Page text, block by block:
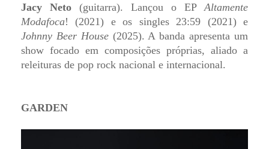
Jacy Neto (guitarra). Lançou o EPAltamente
Modafoca! (2021) e os singles 23:59 (2021) e
Johnny Beer House (2025). A banda apresenta um
show focado em composições próprias, aliado a
releituras de pop rock nacional e internacional.
GARDEN